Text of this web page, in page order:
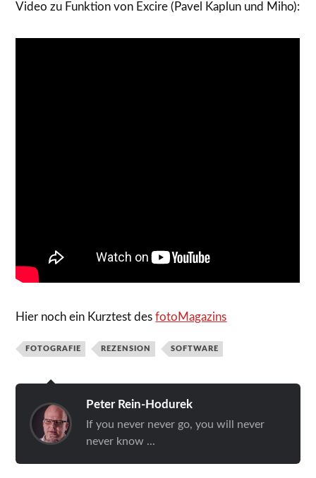
Video zu Funktion von Excire (Pavel Kaplun und Miho):
Hier noch ein Kurztest desfotoMagazins
FOTOGRAFIE REZENSION SOFTWARE
Peter Rein-Hodurek
If you never never go, you will never
never know ...